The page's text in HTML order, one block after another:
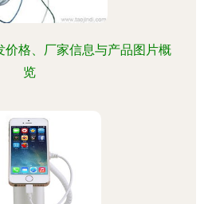
价格、厂家信息与产品图片概
览